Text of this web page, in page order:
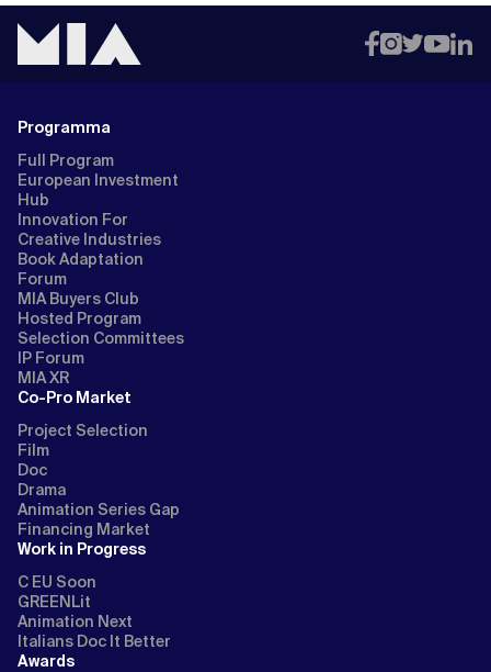
Programma
Full Program
European Investment
Hub
Innovation For
Creative Industries
Book Adaptation
Forum
MIA Buyers Club
Hosted Program
Selection Committees
IP Forum
MIA XR
Co-Pro Market
Project Selection
Film
Doc
Drama
Animation Series Gap
Financing Market
Work in Progress
C EU Soon
GREENLit
Animation Next
Italians Doc It Better
Awards